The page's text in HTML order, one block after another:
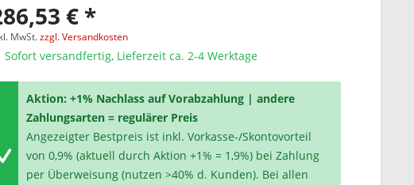
€ *
MwSt.zzgl. Versandkosten
Sofort versandfertig, Lieferzeit ca. 2-4 Werktage
Aktion: +1% Nachlass auf Vorabzahlung | andere
Zahlungsarten = regulärer Preis
Angezeigter Bestpreis ist inkl. Vorkasse-/Skontovorteil
von 0,9% (aktuell durch Aktion +1% = 1,9%) bei Zahlung
per Überweisung (nutzen >40% d. Kunden). Bei allen